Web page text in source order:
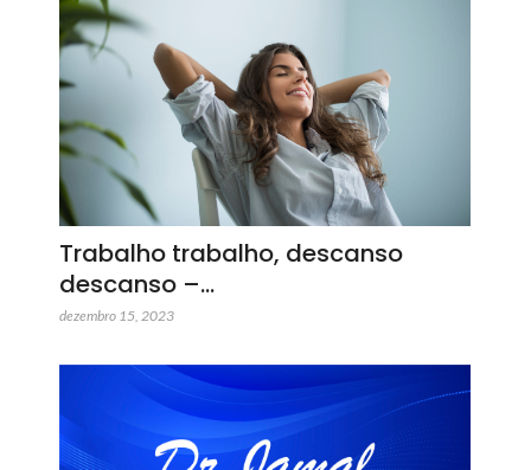
Trabalho trabalho, descanso
descanso –…
dezembro 15, 2023